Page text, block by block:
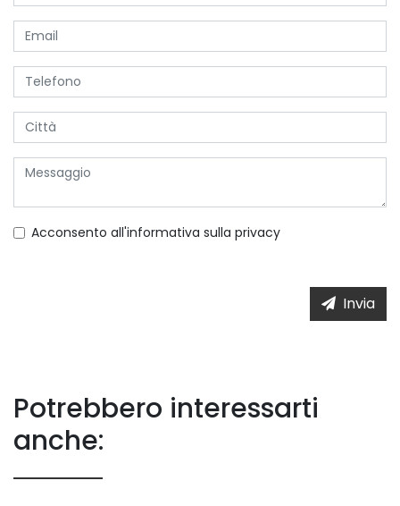
Acconsento all'informativa sulla privacy
Invia
Potrebbero interessarti
anche: